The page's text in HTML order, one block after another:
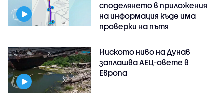
споделянето в приложения
на информация къде има
проверки на пътя
Ниското ниво на Дунав
заплашва АЕЦ-овете в
Европа